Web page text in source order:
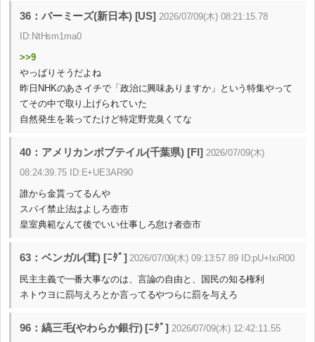
36：バーミーズ(新日本) [US] 2026/07/09(木) 08:21:15.78
ID:NtHsm1ma0
>>9
やっばりそうだよね
昨日NHKのあさイチで「政治に興味ありますか」という特集やって
てその中で取り上げられていた
自然発生を装ってたけど特定野党臭くてな
40：アメリカンボブテイル(千葉県) [FI] 2026/07/09(木)
08:24:39.75 ID:E+UE3AR90
誰から金貰ってるんや
スパイ禁止法はよしろ壺市
皇室典範なんて後でいい仕事しろ怠け者壺市
63：ベンガル(茸) [ﾆﾀﾞ] 2026/07/09(木) 09:13:57.89 ID:pU+lxiR00
民主主義で一番大事なのは、言論の自由と、国民の知る権利
ネトウヨに罰与えろとか言ってるやつらに罰を与えろ
96：縞三毛(やわらか銀行) [ﾆﾀﾞ] 2026/07/09(木) 12:42:11.55